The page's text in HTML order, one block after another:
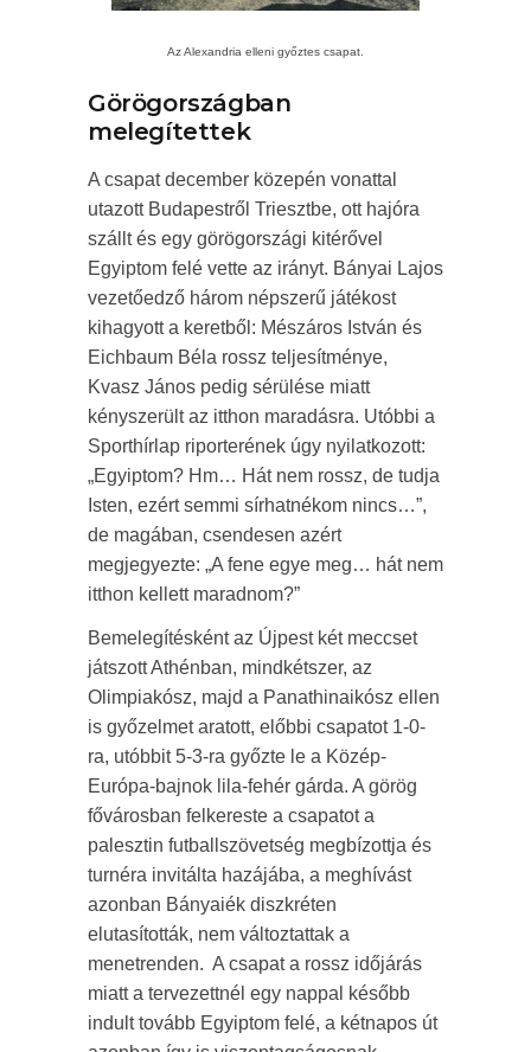
Az Alexandria elleni győztes csapat.
Görögországban
melegítettek
A csapat december közepén vonattal
utazott Budapestről Triesztbe, ott hajóra
szállt és egy görögországi kitérővel
Egyiptom felé vette az irányt. Bányai Lajos
vezetőedző három népszerű játékost
kihagyott a keretből: Mészáros István és
Eichbaum Béla rossz teljesítménye,
Kvasz János pedig sérülése miatt
kényszerült az itthon maradásra. Utóbbi a
Sporthírlap riporterének úgy nyilatkozott:
„Egyiptom? Hm… Hát nem rossz, de tudja
Isten, ezért semmi sírhatnékom nincs…”,
de magában, csendesen azért
megjegyezte: „A fene egye meg… hát nem
itthon kellett maradnom?”
Bemelegítésként az Újpest két meccset
játszott Athénban, mindkétszer, az
Olimpiakósz, majd a Panathinaikósz ellen
is győzelmet aratott, előbbi csapatot 1-0-
ra, utóbbit 5-3-ra győzte le a Közép-
Európa-bajnok lila-fehér gárda. A görög
fővárosban felkereste a csapatot a
palesztin futballszövetség megbízottja és
turnéra invitálta hazájába, a meghívást
azonban Bányaiék diszkréten
elutasították, nem változtattak a
menetrenden. A csapat a rossz időjárás
miatt a tervezettnél egy nappal később
indult tovább Egyiptom felé, a kétnapos út